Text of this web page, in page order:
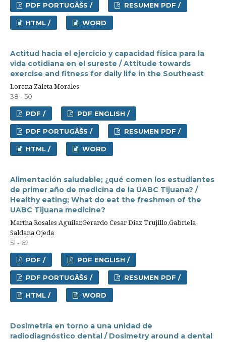
PDF PORTUGÃŠS / RESUMEN PDF /
HTML / WORD
Actitud hacia el ejercicio y capacidad física para la
vida cotidiana en el sureste / Attitude towards
exercise and fitness for daily life in the Southeast
Lorena Zaleta Morales
38 - 50
PDF / PDF ENGLISH /
PDF PORTUGÃŠS / RESUMEN PDF /
HTML / WORD
Alimentación saludable; ¿qué comen los estudiantes
de primer año de medicina de la UABC Tijuana? /
Healthy eating; What do eat the freshmen of the
UABC Tijuana medicine?
Martha Rosales Aguilar,Gerardo Cesar Diaz Trujillo,Gabriela
Saldana Ojeda
51 - 62
PDF / PDF ENGLISH /
PDF PORTUGÃŠS / RESUMEN PDF /
HTML / WORD
Dosimetría en torno a una unidad de
radiodiagnóstico dental / Dosimetry around a dental